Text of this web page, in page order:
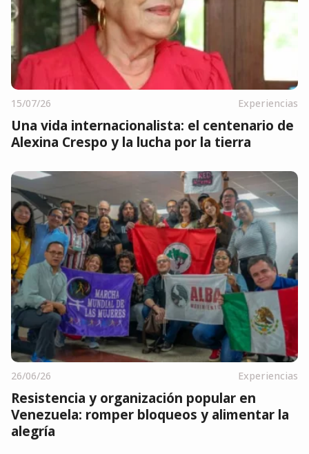
15/07/26 Experiencias
Una vida internacionalista: el centenario de
Alexina Crespo y la lucha por la tierra
26/06/26 Experiencias
Resistencia y organización popular en
Venezuela: romper bloqueos y alimentar la
alegría